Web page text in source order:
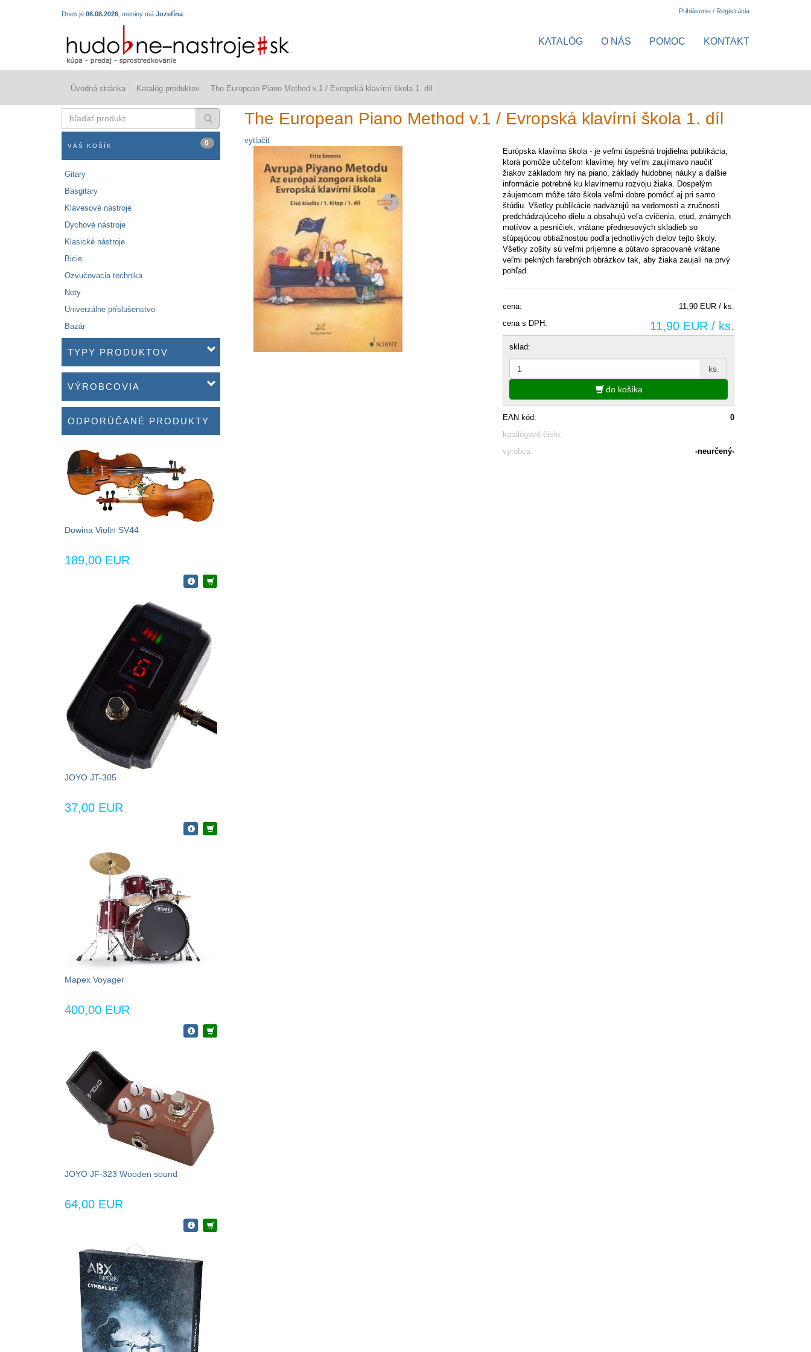
Dnes je 06.08.2026 , meniny má Jozefína Prihlásenie / Registrácia
KATALÓG O NÁS POMOC KONTAKT
Úvodná stránka Katalóg produktov The European Piano Method v.1 / Evropská klavírní škola 1. díl
produkt
VÁŠ KOŠÍK 0
Gitary
Basgitary
Klávesové nástroje
Dychové nástroje
Klasické nástroje
Bicie
Ozvučovacia technika
Noty
Univerzálne príslušenstvo
Bazár
TYPY PRODUKTOV
VÝROBCOVIA
ODPORÚČANÉ PRODUKTY
Dowina Violin SV44
189,00 EUR
JOYO JT-305
37,00 EUR
Mapex Voyager
400,00 EUR
JOYO JF-323 Wooden sound
64,00 EUR
The European Piano Method v.1 / Evropská klavírní škola 1. díl
vytlačiť
Európska klavírna škola - je veľmi úspešná trojdielna publikácia,
ktorá pomôže učiteľom klavírnej hry veľmi zaujímavo naučiť
žiakov základom hry na piano, základy hudobnej náuky a ďalšie
informácie potrebné ku klavírnemu rozvoju žiaka. Dospelým
záujemcom môže táto škola veľmi dobre pomôcť aj pri samo
štúdiu. Všetky publikácie nadväzujú na vedomosti a zručnosti
predchádzajúceho dielu a obsahujú veľa cvičenia, etud, známych
motívov a pesničiek, vrátane přednesových skladieb so
stúpajúcou obtiažnostou podľa jednotlivých dielov tejto školy.
Všetky zošity sú veľmi príjemne a pútavo spracované vrátane
veľmi pekných farebných obrázkov tak, aby žiaka zaujali na prvý
pohľad.
cena:
11,90 EUR / ks.
cena s DPH:
11,90 EUR / ks.
sklad:
ks.
do košíka
EAN kód:
0
katalógové číslo:
výrobca:
-neurčený-